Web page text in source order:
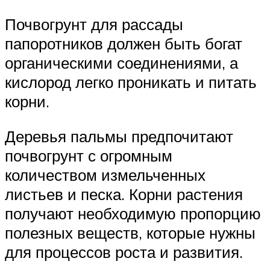
Почвогрунт для рассады
папоротников должен быть богат
органическими соединениями, а
кислород легко проникать и питать
корни.
Деревья пальмы предпочитают
почвогрунт с огромным
количеством измельченных
листьев и песка. Корни растения
получают необходимую пропорцию
полезных веществ, которые нужны
для процессов роста и развития.